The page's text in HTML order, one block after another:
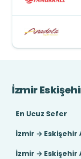
İzmir
En Ucuz Sefer
İzmir → Eskişehir
İzmir → Eskişehir